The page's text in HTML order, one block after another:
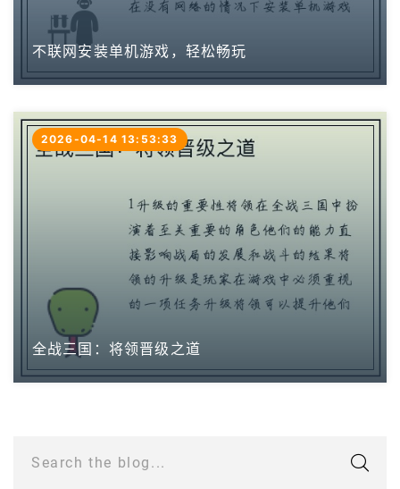
不联网安装单机游戏，轻松畅玩
全战三国：将领晋级之道
2026-04-14 13:53:33
Search the blog...